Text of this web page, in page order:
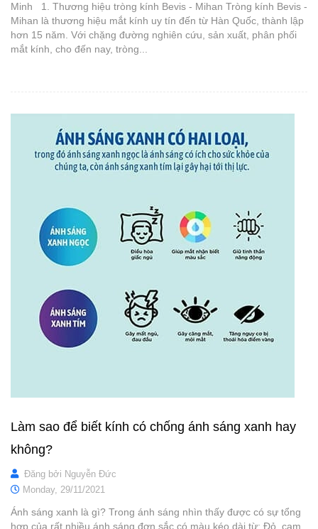
Minh 1. Thương hiệu tròng kính Bevis - Mihan Tròng kính Bevis -
Mihan là thương hiệu mắt kính uy tín đến từ Hàn Quốc, thành lập
hơn 15 năm. Với chặng đường nghiên cứu, sản xuất, phân phối
mắt kính, cho đến nay, tròng...
Làm sao để biết kính có chống ánh sáng xanh hay
không?
Đăng bởi Nguyễn Đức
Monday, 29/11/2021
Ánh sáng xanh là gì? Trong ánh sáng nhìn thấy được có sự tổng
hợp của rất nhiều ánh sáng đơn sắc có màu kéo dài từ: Đỏ, cam